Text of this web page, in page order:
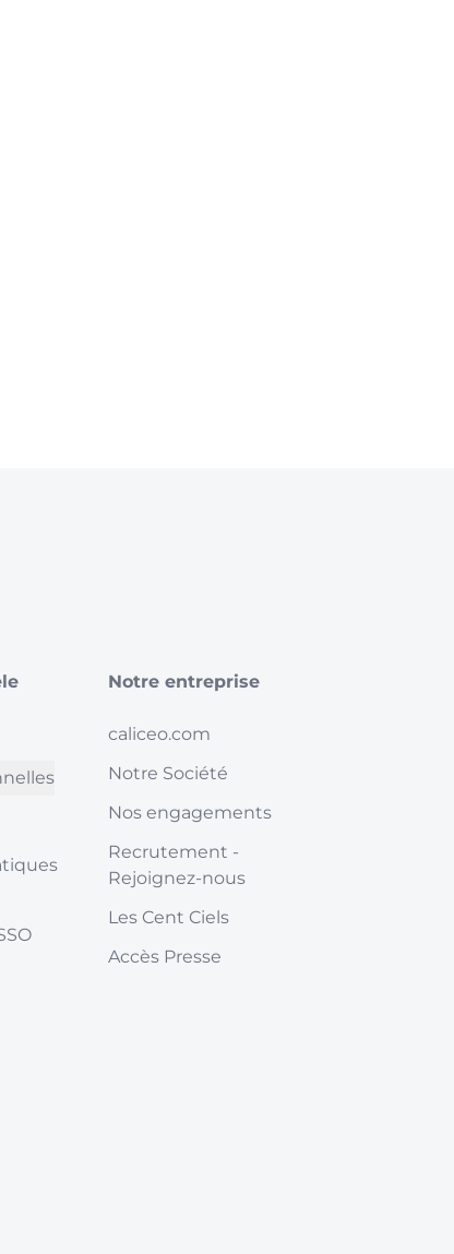
Notre entreprise
caliceo.com
Notre Société
Nos engagements
Recrutement -
Rejoignez-nous
Les Cent Ciels
Accès Presse